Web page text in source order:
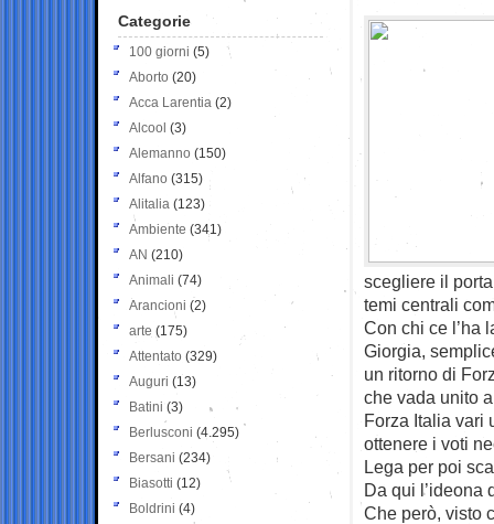
scegliere il
temi centrali
Con chi ce l’ha
Giorgia,
un ritorno di
che vada unito
Forza Italia vari
ottenere i voti
Lega per poi
Da qui l’ideona
Che però, visto
Categorie
100 giorni (5)
Aborto (20)
Acca Larentia (2)
Alcool (3)
Alemanno (150)
Alfano (315)
Alitalia (123)
Ambiente (341)
AN (210)
Animali (74)
Arancioni (2)
arte (175)
Attentato (329)
Auguri (13)
Batini (3)
Berlusconi (4.295)
Bersani (234)
Biasotti (12)
Boldrini (4)